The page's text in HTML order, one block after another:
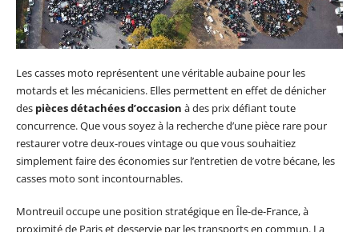
Les casses moto représentent une véritable aubaine pour les
motards et les mécaniciens. Elles permettent en effet de dénicher
des pièces détachées d’occasion à des prix défiant toute
concurrence. Que vous soyez à la recherche d’une pièce rare pour
restaurer votre deux-roues vintage ou que vous souhaitiez
simplement faire des économies sur l’entretien de votre bécane, les
casses moto sont incontournables.
Montreuil occupe une position stratégique en Île-de-France, à
proximité de Paris et desservie par les transports en commun. La